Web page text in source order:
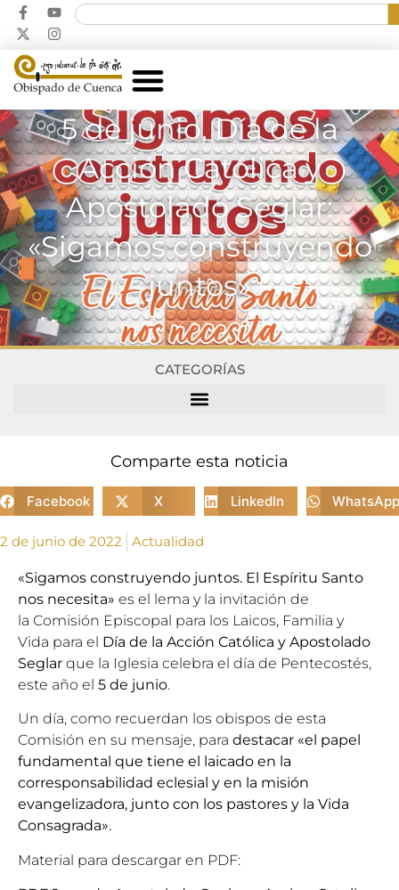
5 de junio, Día de la
Acción Católica y
Apostolado Seglar:
«Sigamos construyendo
juntos»
CATEGORÍAS
Comparte esta noticia
Facebook X LinkedIn WhatsApp
2 de junio de 2022 Actualidad
«Sigamos construyendo juntos. El Espíritu Santo
nos necesita» es el lema y la invitación de
la Comisión Episcopal para los Laicos, Familia y
Vida para el Día de la Acción Católica y Apostolado
Seglar que la Iglesia celebra el día de Pentecostés,
este año el 5 de junio.
Un día, como recuerdan los obispos de esta
Comisión en su mensaje, para destacar «el papel
fundamental que tiene el laicado en la
corresponsabilidad eclesial y en la misión
evangelizadora, junto con los pastores y la Vida
Consagrada».
Material para descargar en PDF: